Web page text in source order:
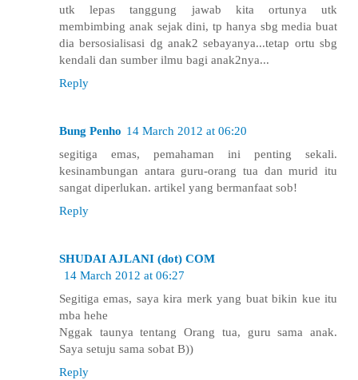
utk lepas tanggung jawab kita ortunya utk
membimbing anak sejak dini, tp hanya sbg media buat
dia bersosialisasi dg anak2 sebayanya...tetap ortu sbg
kendali dan sumber ilmu bagi anak2nya...
Reply
Bung Penho 14 March 2012 at 06:20
segitiga emas, pemahaman ini penting sekali.
kesinambungan antara guru-orang tua dan murid itu
sangat diperlukan. artikel yang bermanfaat sob!
Reply
SHUDAI AJLANI (dot) COM
14 March 2012 at 06:27
Segitiga emas, saya kira merk yang buat bikin kue itu
mba hehe
Nggak taunya tentang Orang tua, guru sama anak.
Saya setuju sama sobat B))
Reply